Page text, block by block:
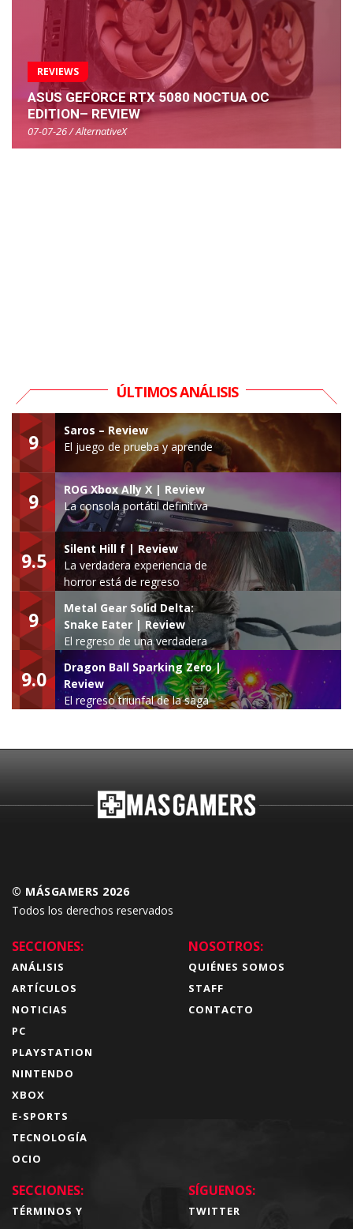
REVIEWS
ASUS GEFORCE RTX 5080 NOCTUA OC
EDITION– REVIEW
07-07-26 / AlternativeX
ÚLTIMOS ANÁLISIS
9
Saros – Review
El juego de prueba y aprende
9
ROG Xbox Ally X | Review
La consola portátil definitiva
9.5
Silent Hill f | Review
La verdadera experiencia de
horror está de regreso
9
Metal Gear Solid Delta:
Snake Eater | Review
El regreso de una verdadera
leyenda
9.0
Dragon Ball Sparking Zero |
Review
El regreso triunfal de la saga
© MÁSGAMERS 2026
Todos los derechos reservados
SECCIONES:
ANÁLISIS
ARTÍCULOS
NOTICIAS
PC
PLAYSTATION
NINTENDO
XBOX
E-SPORTS
TECNOLOGÍA
OCIO
NOSOTROS:
QUIÉNES SOMOS
STAFF
CONTACTO
SECCIONES:
TÉRMINOS Y
SÍGUENOS:
TWITTER